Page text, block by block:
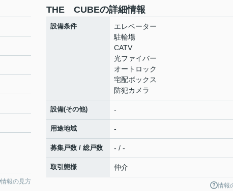
情報の見方
THE CUBEの詳細情報
設備条件
エレベーター
駐輪場
CATV
光ファイバー
オートロック
宅配ボックス
防犯カメラ
設備(その他) -
用途地域 -
募集戸数 / 総戸数 - / -
取引態様 仲介
情報